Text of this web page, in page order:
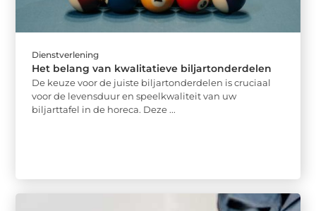
Dienstverlening
Het belang van kwalitatieve biljartonderdelen
De keuze voor de juiste biljartonderdelen is cruciaal
voor de levensduur en speelkwaliteit van uw
biljarttafel in de horeca. Deze ...